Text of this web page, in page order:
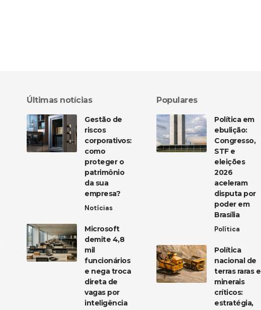
Últimas notícias
Gestão de
riscos
corporativos:
como
proteger o
patrimônio
da sua
empresa?
Notícias
Microsoft
demite 4,8
mil
funcionários
e nega troca
direta de
vagas por
inteligência
Populares
Política em
ebulição:
Congresso,
STF e
eleições
2026
aceleram
disputa por
poder em
Brasília
Política
Política
nacional de
terras raras e
minerais
críticos:
estratégia,